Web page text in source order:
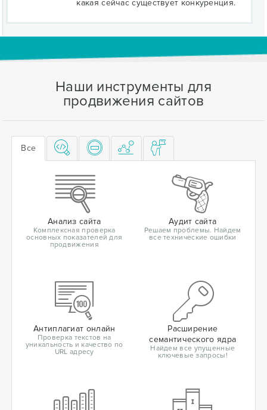
какая сейчас существует конкуренция.
Наши инструменты для
продвижения сайтов
Все
Анализ сайта
Комплексная проверка
основных показателей для
продвижения
Аудит сайта
Решаем проблемы. Найдем
все технические ошибки
Антиплагиат онлайн
Проверка текстов на
уникальность и качество по
URL адресу
Расширение
семантического ядра
Найдем все упущенные
ключевые запросы!